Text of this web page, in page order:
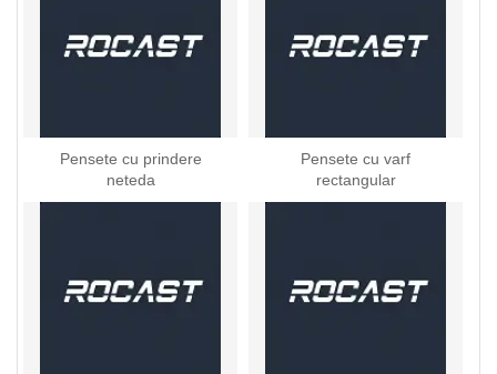
Pensete cu prindere
neteda
Pensete cu varf
rectangular